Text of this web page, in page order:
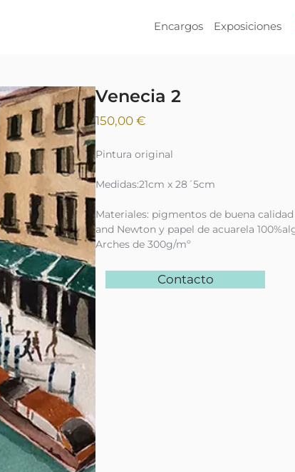
Encargos Exposiciones
Venecia 2
150,00 €
Pintura original
Medidas:21cm x 28´5cm
Materiales: pigmentos de buena
and Newton y papel de acuarela
Arches de 300g/mº
Contacto